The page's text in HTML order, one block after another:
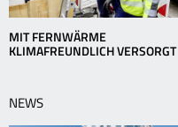
MIT FERNWÄRME
KLIMAFREUNDLICH VERSORGT
NEWS